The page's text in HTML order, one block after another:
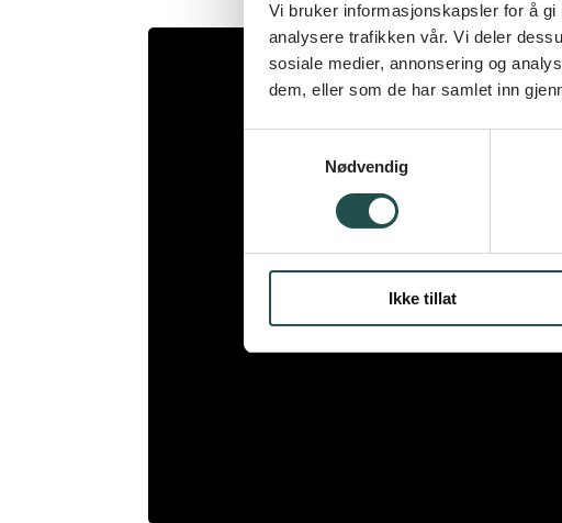
Vi bruker informasjonskapsler for å
analysere trafikken vår. Vi deler
sosiale medier, annonsering og
dem, eller som de har samlet inn
Nødvendig
Ikke tillat